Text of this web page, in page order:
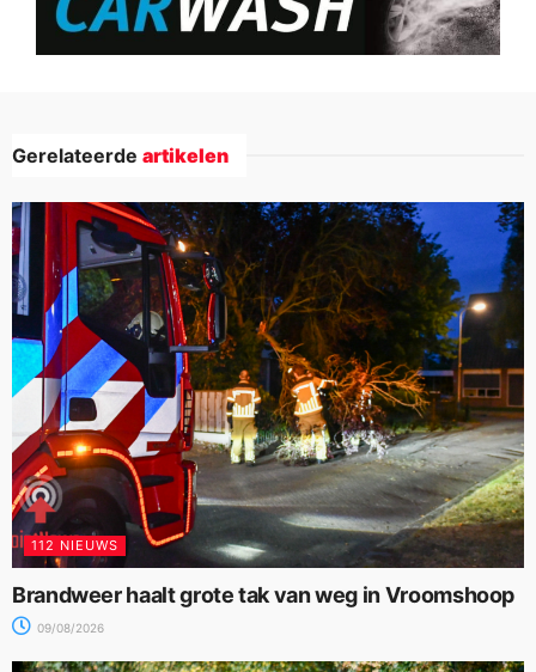
Gerelateerde artikelen
112 NIEUWS
Brandweer haalt grote tak van weg in Vroomshoop
09/08/2026